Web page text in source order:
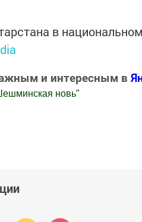
в
и интересным в
новь"